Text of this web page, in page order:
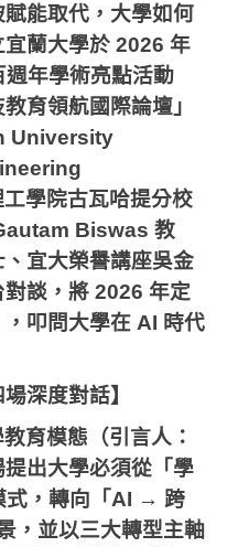
能取代，大學如何
蘭大學於 2026 年
年學術亮點活動
育領航國際論壇」
University
學院古瓦哈提分校
Biswas 教
宜大榮譽講座吳金
談，將 2026 年定
叩問大學在 AI 時代
深度對話】
育模態（引言人：
出大學必須從「學
，轉向「AI → 跨
，並以三大轉型主軸